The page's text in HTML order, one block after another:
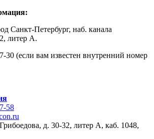
Санкт-Петербург, наб. канала
литер А.
30 (если вам известен внутренний номер
58
д. 30-32, литер А, каб. 1048,